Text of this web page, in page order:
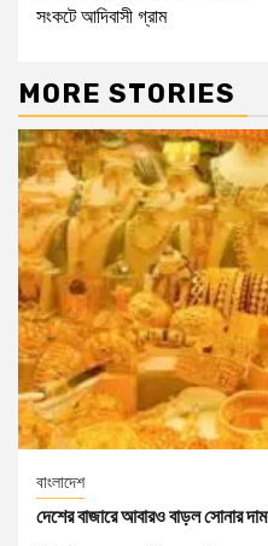
সংকটে আদিবাসী গ্রাম
MORE STORIES
বাংলাদেশ
দেশের বাজারে আবারও বাড়ল সোনার দাম